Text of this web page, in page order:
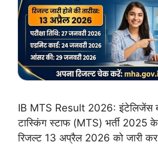
IB MTS Result 2026: इंटेलिजेंस
टास्किंग स्टाफ (MTS) भर्ती 2025 के
रिजल्ट 13 अप्रैल 2026 को जारी कर